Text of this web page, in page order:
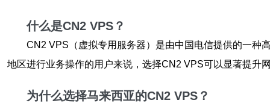
什么是CN2 VPS？
CN2 VPS（虚拟专用服务器）是由中国电信提供的一种
地区进行业务操作的用户来说，选择CN2 VPS可以显著提升
为什么选择马来西亚的CN2 VPS？